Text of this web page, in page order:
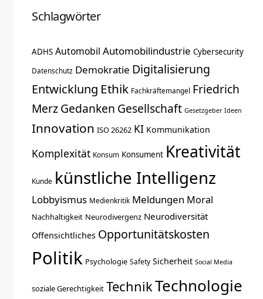
Schlagwörter
ADHS Automobil Automobilindustrie Cybersecurity
Datenschutz Demokratie Digitalisierung
Entwicklung Ethik Fachkräftemangel Friedrich
MerzGedanken Gesellschaft Gesetzgeber Ideen
Innovation ISO 26262 KI Kommunikation
Komplexität Konsum Konsument Kreativität
Kunde künstliche Intelligenz
Lobbyismus Medienkritik Meldungen Moral
Nachhaltigkeit Neurodivergenz Neurodiversität
Offensichtliches Opportunitätskosten
Politik Psychologie Safety Sicherheit Social Media
soziale Gerechtigkeit TechnikTechnologie